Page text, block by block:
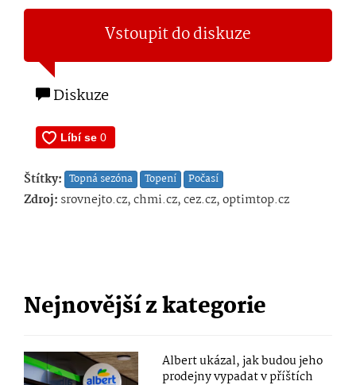
Vstoupit do diskuze
Diskuze
Štítky: Topná sezóna Topení Počasí
Zdroj: srovnejto.cz, chmi.cz, cez.cz, optimtop.cz
Nejnovější z kategorie
Albert ukázal, jak budou jeho
prodejny vypadat v příštích